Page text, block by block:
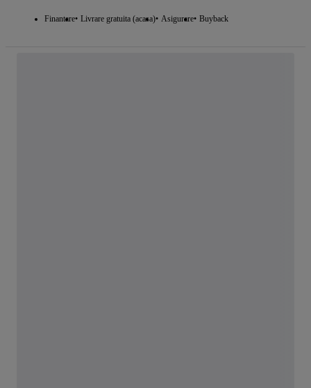
Finantare Livrare gratuita (acasa) Asigurare Buyback